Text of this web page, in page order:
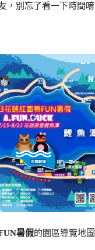
，別忘了看一下時間唷
暑假的園區導覽地圖